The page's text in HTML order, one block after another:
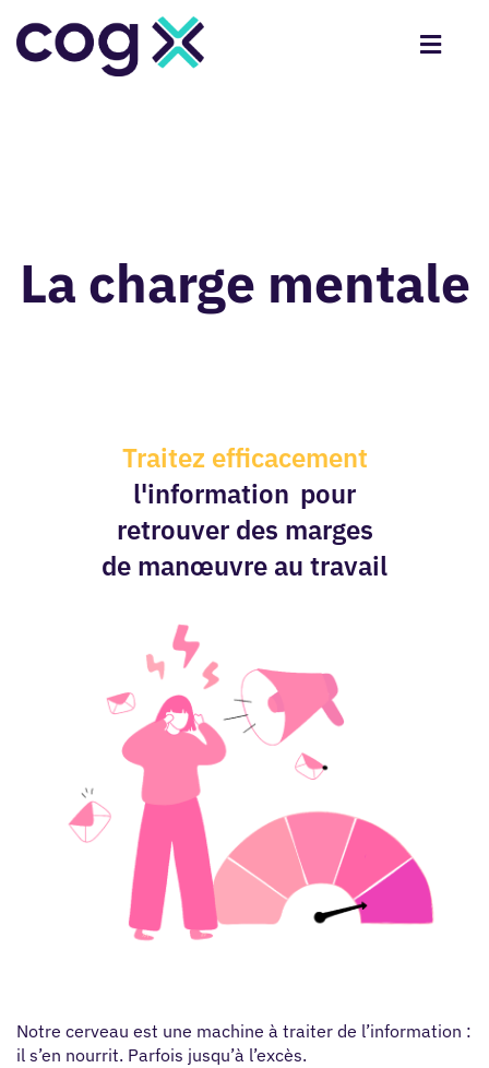
La charge mentale
Traitez efficacement
l'information pour
retrouver des marges
de manœuvre au travail
Notre cerveau est une machine à traiter de l’information :
il s’en nourrit. Parfois jusqu’à l’excès.